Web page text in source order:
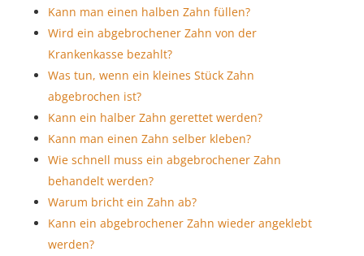
Kann man einen halben Zahn füllen?
Wird ein abgebrochener Zahn von der
Krankenkasse bezahlt?
Was tun, wenn ein kleines Stück Zahn
abgebrochen ist?
Kann ein halber Zahn gerettet werden?
Kann man einen Zahn selber kleben?
Wie schnell muss ein abgebrochener Zahn
behandelt werden?
Warum bricht ein Zahn ab?
Kann ein abgebrochener Zahn wieder angeklebt
werden?